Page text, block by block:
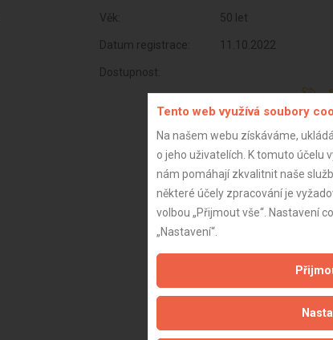
Věk: 50 let
Datum registrace: 11.10.2022
Dostupnost:
Tento web využívá soubory
Na našem webu získáváme,
o jeho uživatelích. K tomuto účelu
nám pomáhají zkvalitnit naše
některé účely zpracování je
volbou „Přijmout vše“. Nastavení
„Nastavení“.